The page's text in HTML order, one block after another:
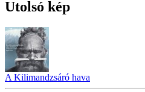
Utolsó kép
A Kilimandzsáró hava